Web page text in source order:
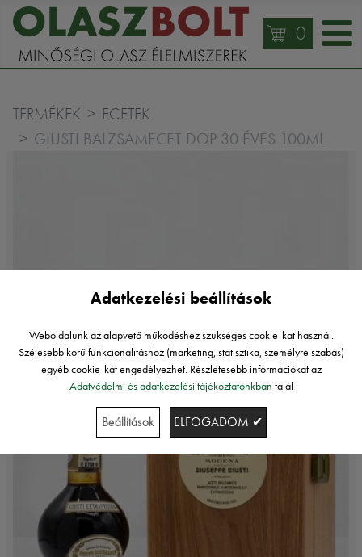
0
TERMÉKEK ECETEK
GIUSTI BALZSAMECET DOP 30 ÉVES 100ML
Adatkezelési beállítások
Weboldalunk az alapvető működéshez szükséges cookie-kat használ.
Szélesebb körű funkcionalitáshoz (marketing, statisztika, személyre szabás)
egyéb cookie-kat engedélyezhet. Részletesebb információkat az
Adatvédelmi és adatkezelési tájékoztatónkban talál
Beállítások ELFOGADOM ✔